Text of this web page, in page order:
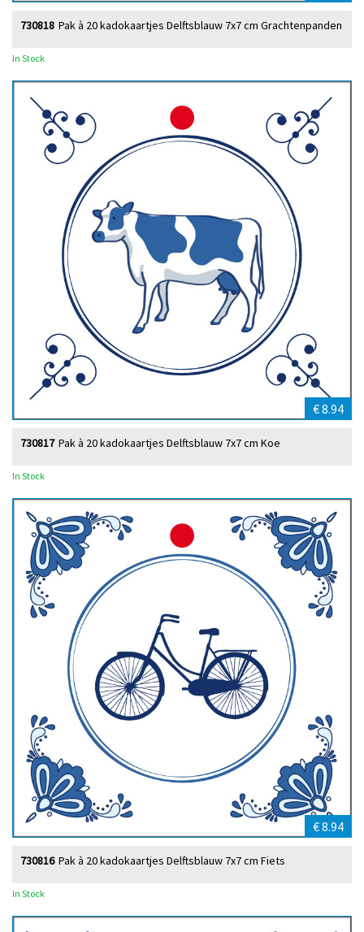
Pak à 20 kadokaartjes Delftsblauw 7x7 cm Grachtenpanden
730818
In Stock
€ 8.94
Pak à 20 kadokaartjes Delftsblauw 7x7 cm Koe
730817
In Stock
€ 8.94
Pak à 20 kadokaartjes Delftsblauw 7x7 cm Fiets
730816
In Stock